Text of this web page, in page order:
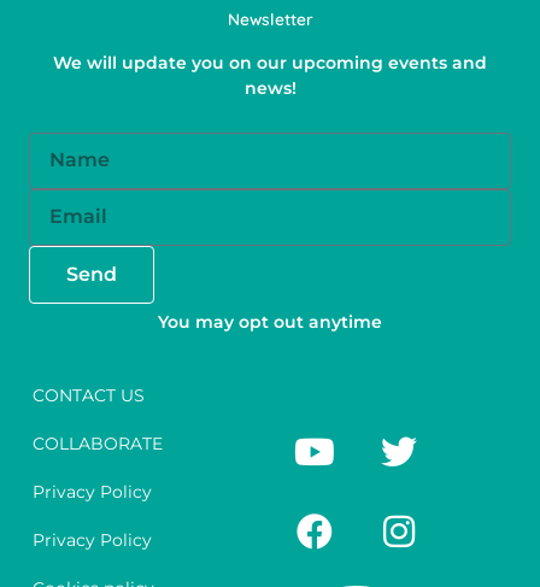
Newsletter
We will update you on our upcoming events and
news!
Send
You may opt out anytime
CONTACT US
COLLABORATE
Privacy Policy
Privacy Policy
Y
o
t
T
w
t
F
a
e
I
n
t